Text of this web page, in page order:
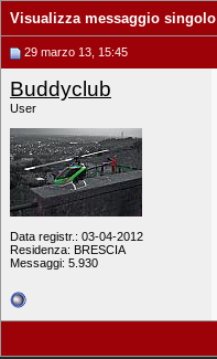
Visualizza messaggio singolo
29 marzo 13, 15:45
Buddyclub
User
Data registr.: 03-04-2012
Residenza: BRESCIA
Messaggi: 5.930